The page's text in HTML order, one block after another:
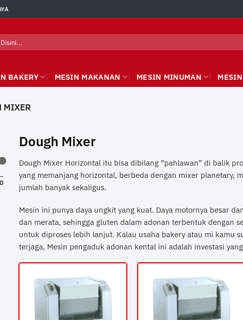
BAKERY MESIN MAKANAN MESIN MINUMAN
MIXER
Dough Mixer
Dough Mixer Horizontal itu bisa dibilang “pahlawan” di balik
yang memanjang horizontal, berbeda dengan mixer planetary,
jumlah banyak sekaligus.
Mesin ini punya daya ungkit yang kuat. Daya motornya besar
dan merata, sehingga gluten dalam adonan terbentuk dengan
untuk diproses lebih lanjut. Kalau usaha bakery atau mi kamu
terjaga, Mesin pengaduk adonan kental ini adalah investasi